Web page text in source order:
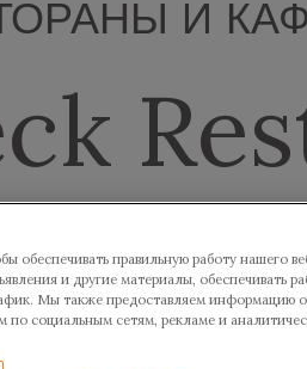
И
обеспечивать правильную работу нашего
и другие материалы, обеспечивать
Мы также предоставляем информацию
по социальным сетям, рекламе и